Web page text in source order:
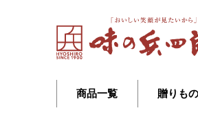
商品一覧 贈りもの